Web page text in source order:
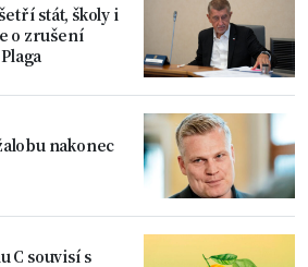
stát, školy i
o zrušení
nakonec
C souvisí s